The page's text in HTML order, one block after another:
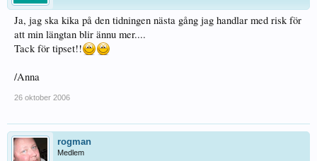
Ja, jag ska kika på den tidningen nästa gång jag handlar med risk för
att min längtan blir ännu mer....
Tack för tipset!!
/Anna
26 oktober 2006
rogman
Medlem